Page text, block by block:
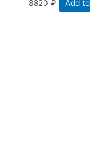
8820 ₽ Add